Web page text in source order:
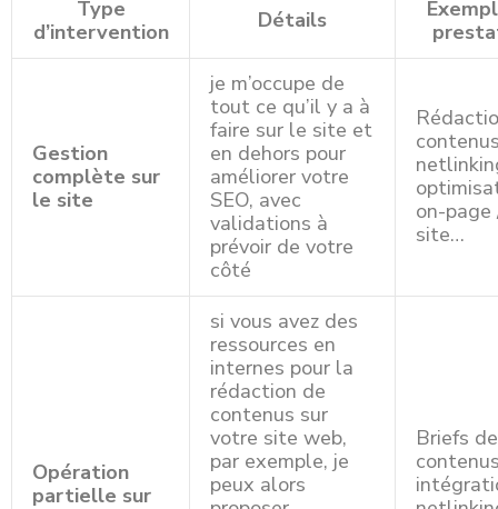
Type
d’intervention
Détails
Gestion
complète sur
le site
je m’occupe de
tout ce qu’il y a à
faire sur le site et
en dehors pour
améliorer votre
SEO, avec
validations à
prévoir de votre
côté
on-page
site…
Opération
partielle sur
si vous avez des
ressources en
internes pour la
rédaction de
contenus sur
votre site web,
par exemple, je
peux alors
Briefs de